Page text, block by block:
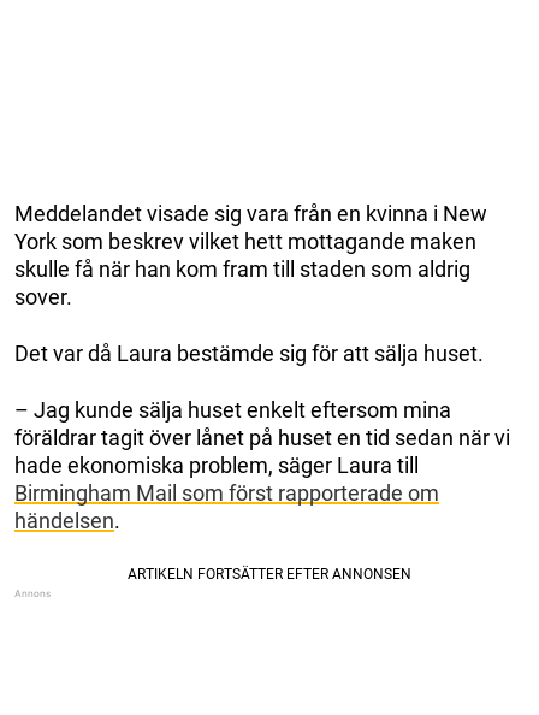
Meddelandet visade sig vara från en kvinna i New
York som beskrev vilket hett mottagande maken
skulle få när han kom fram till staden som aldrig
sover.
Det var då Laura bestämde sig för att sälja huset.
– Jag kunde sälja huset enkelt eftersom mina
föräldrar tagit över lånet på huset en tid sedan när vi
hade ekonomiska problem, säger Laura till
Birmingham Mail som först rapporterade om
händelsen.